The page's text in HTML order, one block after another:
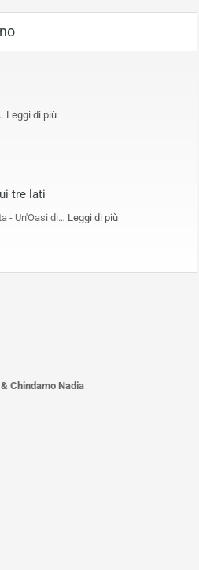
Leggi di più
tre lati
- Un'Oasi di… Leggi di più
Chindamo Nadia